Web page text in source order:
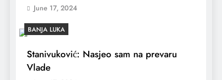
June 17, 2024
BANJA LUKA
Stanivuković: Nasjeo sam na prevaru
Vlade